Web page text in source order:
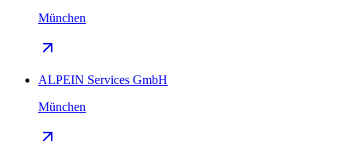
München
ALPEIN Services GmbH
München